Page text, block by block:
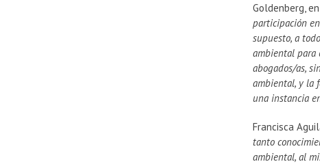
Goldenberg,
participación
supuesto, a
ambiental para
abogados/as,
ambiental, y la
una instancia
Francisca
tanto
ambiental, al